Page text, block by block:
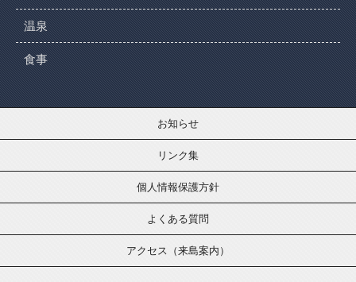
温泉
食事
お知らせ
リンク集
個人情報保護方針
よくある質問
アクセス（来島案内）